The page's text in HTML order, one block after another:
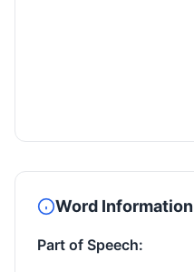
Word Information
Part of Speech: